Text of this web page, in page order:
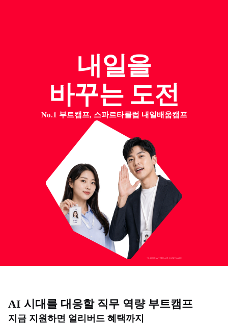
내일을
바꾸는 도전
No.1 부트캠프, 스파르타클럽 내일배움캠프
AI 시대를 대응할 직무 역량 부트캠프
지금 지원하면 얼리버드 혜택까지